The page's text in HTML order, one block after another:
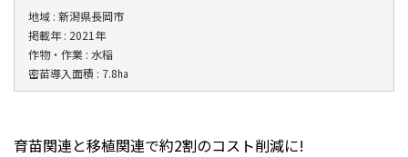
地域 : 新潟県長岡市
掲載年 : 2021年
作物・作業 : 水稲
密苗導入面積 : 7.8㏊
育苗関連と移植関連で約2割のコスト削減に!